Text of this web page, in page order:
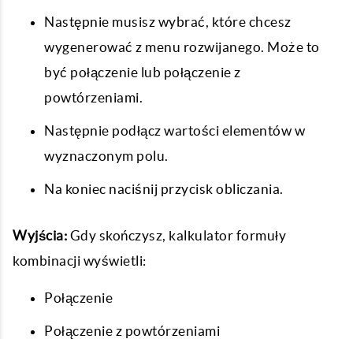
Następnie musisz wybrać, które chcesz
wygenerować z menu rozwijanego. Może to
być połączenie lub połączenie z
powtórzeniami.
Następnie podłącz wartości elementów w
wyznaczonym polu.
Na koniec naciśnij przycisk obliczania.
Wyjścia: Gdy skończysz, kalkulator formuły
kombinacji wyświetli:
Połączenie
Połączenie z powtórzeniami